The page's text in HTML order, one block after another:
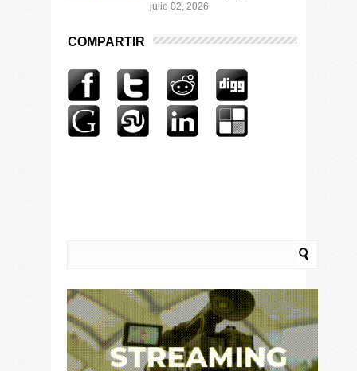
julio 02, 2026
COMPARTIR